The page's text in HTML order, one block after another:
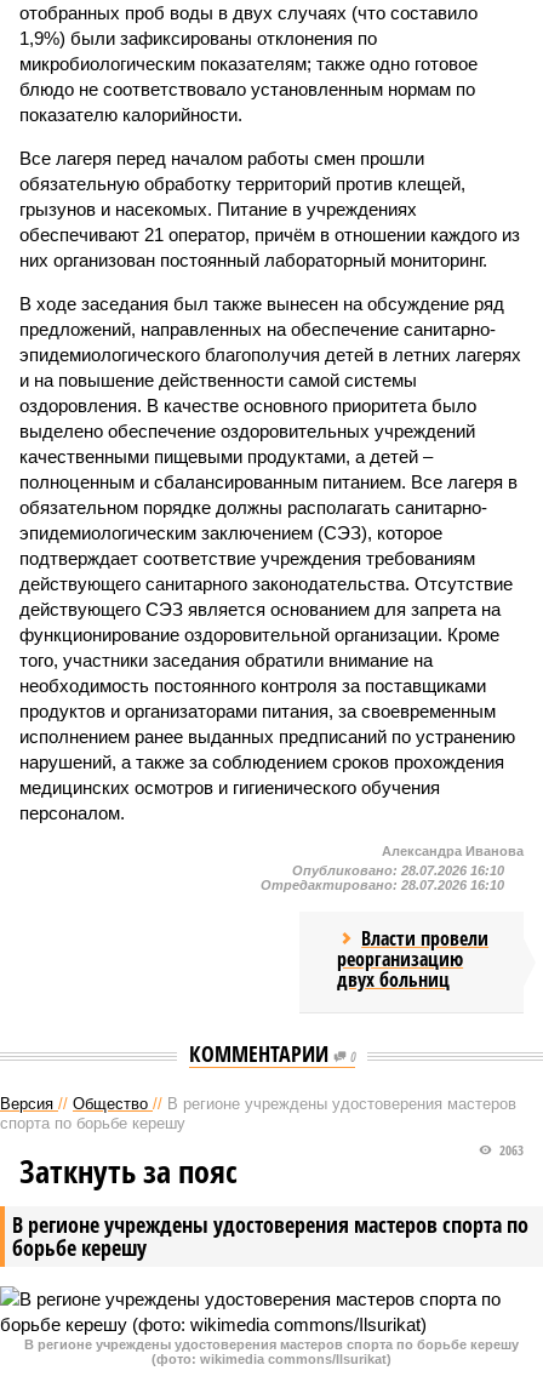
отобранных проб воды в двух случаях (что составило
1,9%) были зафиксированы отклонения по
микробиологическим показателям; также одно готовое
блюдо не соответствовало установленным нормам по
показателю калорийности.
Все лагеря перед началом работы смен прошли
обязательную обработку территорий против клещей,
грызунов и насекомых. Питание в учреждениях
обеспечивают 21 оператор, причём в отношении каждого из
них организован постоянный лабораторный мониторинг.
В ходе заседания был также вынесен на обсуждение ряд
предложений, направленных на обеспечение санитарно-
эпидемиологического благополучия детей в летних лагерях
и на повышение действенности самой системы
оздоровления. В качестве основного приоритета было
выделено обеспечение оздоровительных учреждений
качественными пищевыми продуктами, а детей –
полноценным и сбалансированным питанием. Все лагеря в
обязательном порядке должны располагать санитарно-
эпидемиологическим заключением (СЭЗ), которое
подтверждает соответствие учреждения требованиям
действующего санитарного законодательства. Отсутствие
действующего СЭЗ является основанием для запрета на
функционирование оздоровительной организации. Кроме
того, участники заседания обратили внимание на
необходимость постоянного контроля за поставщиками
продуктов и организаторами питания, за своевременным
исполнением ранее выданных предписаний по устранению
нарушений, а также за соблюдением сроков прохождения
медицинских осмотров и гигиенического обучения
персоналом.
Александра Иванова
Опубликовано: 28.07.2026 16:10
Отредактировано: 28.07.2026 16:10
Власти провели
реорганизацию
двух больниц
КОММЕНТАРИИ 0
Версия // Общество // В регионе учреждены удостоверения мастеров
спорта по борьбе керешу
В регионе учреждены удостоверения мастеров спорта по
борьбе керешу
2063
Заткнуть за пояс
В регионе учреждены удостоверения мастеров спорта по борьбе керешу
(фото: wikimedia commons/Ilsurikat)